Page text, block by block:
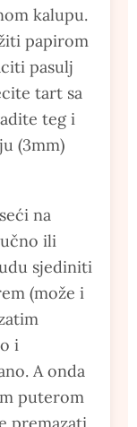
kalupu.
papirom
pasulj
tart sa
teg i
(3mm)
na
ili
sjediniti
(može i
i
A onda
puterom
premazati